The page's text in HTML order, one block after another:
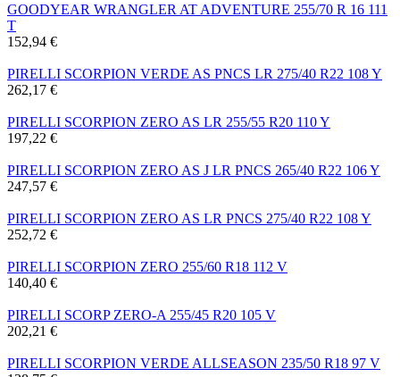
GOODYEAR WRANGLER AT ADVENTURE 255/70 R 16 111
T
152,94 €
PIRELLI SCORPION VERDE AS PNCS LR 275/40 R22 108 Y
262,17 €
PIRELLI SCORPION ZERO AS LR 255/55 R20 110 Y
197,22 €
PIRELLI SCORPION ZERO AS J LR PNCS 265/40 R22 106 Y
247,57 €
PIRELLI SCORPION ZERO AS LR PNCS 275/40 R22 108 Y
252,72 €
PIRELLI SCORPION ZERO 255/60 R18 112 V
140,40 €
PIRELLI SCORP ZERO-A 255/45 R20 105 V
202,21 €
PIRELLI SCORPION VERDE ALLSEASON 235/50 R18 97 V